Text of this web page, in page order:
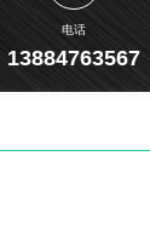
电话
13884763567